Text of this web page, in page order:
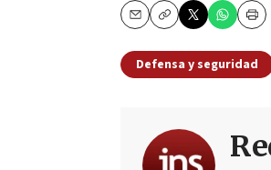
EmailCopy Print
Defensa y seguridad